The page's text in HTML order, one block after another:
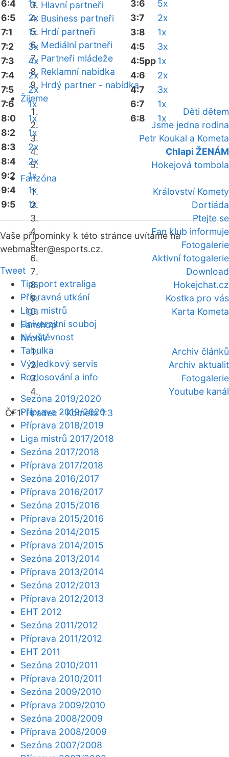
Hlavní partneři
Business partneři
Hrdí partneři
Mediální partneři
Partneři mládeže
Reklamní nabídka
Hrdý partner - nabídka
Žijeme
Děti dětem
Jsme jedna rodina
Petr Koukal a Kometa
Chlapi ŽENÁM
Hokejová tombola
Fanzóna
Království Komety
Dortiáda
Ptejte se
Fan klub informuje
Fotogalerie
Aktivní fotogalerie
Download
Hokejchat.cz
Kostka pro vás
Karta Kometa
Fanshop
Archiv
Archiv článků
Archiv aktualit
Fotogalerie
Youtube kanál
ČF1:Hradec - Kometa 1:3
6:4
1x
6:5
2x
7:1
1x
7:2
3x
7:3
4x
7:4
2x
7:5
2x
7:6
1x
8:0
1x
8:2
1x
8:3
2x
8:4
2x
9:2
1x
9:4
1x
9:5
1x
3:6
5x
3:7
2x
3:8
1x
4:5
3x
4:5pp1x
4:6
2x
4:7
3x
6:7
1x
6:8
1x
Vaše připomínky k této stránce uvítáme na
webmaster@esports.cz.
Tweet
Tipsport extraliga
Přípravná utkání
Liga mistrů
Univerzitní souboj
Návštěvnost
Tabulka
Výsledkový servis
Rozlosování a info
Sezóna 2019/2020
Příprava 2019/2020
Příprava 2018/2019
Liga mistrů 2017/2018
Sezóna 2017/2018
Příprava 2017/2018
Sezóna 2016/2017
Příprava 2016/2017
Sezóna 2015/2016
Příprava 2015/2016
Sezóna 2014/2015
Příprava 2014/2015
Sezóna 2013/2014
Příprava 2013/2014
Sezóna 2012/2013
Příprava 2012/2013
EHT 2012
Sezóna 2011/2012
Příprava 2011/2012
EHT 2011
Sezóna 2010/2011
Příprava 2010/2011
Sezóna 2009/2010
Příprava 2009/2010
Sezóna 2008/2009
Příprava 2008/2009
Sezóna 2007/2008